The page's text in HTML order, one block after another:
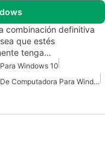
combinación definitiva
que estés
tenga…
Windows 10
Software De Computadora Para Windows